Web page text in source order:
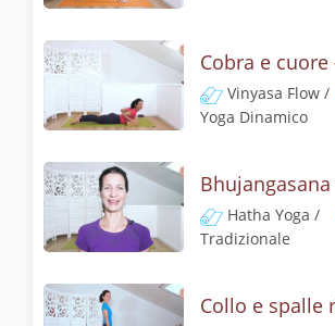
Vinyasa Flow /
Yoga Dinamico
Hatha Yoga /
Tradizionale